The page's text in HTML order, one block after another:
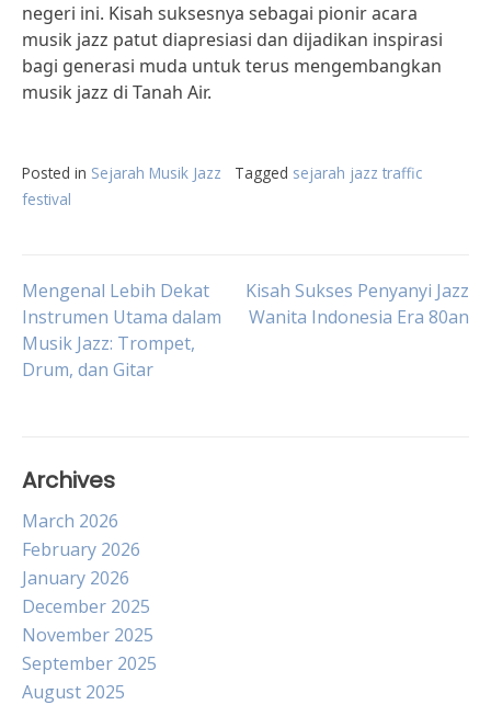
negeri ini. Kisah suksesnya sebagai pionir acara
musik jazz patut diapresiasi dan dijadikan inspirasi
bagi generasi muda untuk terus mengembangkan
musik jazz di Tanah Air.
Posted in Sejarah Musik Jazz Tagged sejarah jazz traffic
festival
Post
navigation
Mengenal Lebih Dekat
Instrumen Utama dalam
Musik Jazz: Trompet,
Drum, dan Gitar
Kisah Sukses Penyanyi Jazz
Wanita Indonesia Era 80an
Archives
March 2026
February 2026
January 2026
December 2025
November 2025
September 2025
August 2025